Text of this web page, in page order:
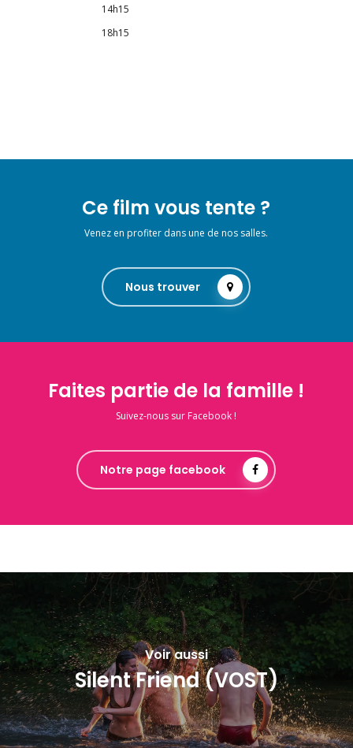
14h15
18h15
Ce film vous tente ?
Venez en profiter dans une de nos salles.
Nous trouver
Faites partie de la famille !
Suivez-nous sur Facebook !
Notre page facebook
Voir aussi
Silent Friend (VOST)